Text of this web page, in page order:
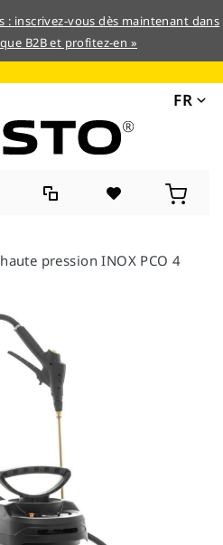
: inscrivez-vous dès maintenant dans
B2B et profitez-en »
FR
pression INOX PCO 4